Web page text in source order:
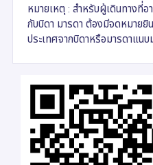
หมายเหตุ : สำหรับผู้เดินทางที่อ
กับบิดา มารดา ต้องมีจดหมายยิ
ประเทศจากบิดาหรือมารดาแนบ